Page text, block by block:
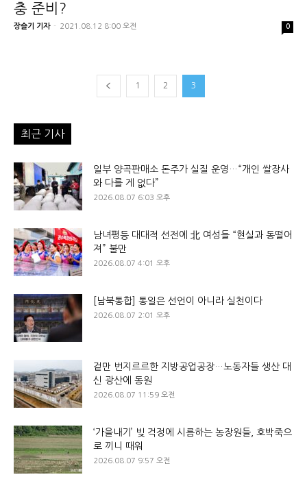
충 준비?
장슬기 기자 - 2021.08.12 8:00 오전 0
1 2 3
최근 기사
일부 양곡판매소 돈주가 실질 운영…“개인 쌀장사
와 다를 게 없다”
2026.08.07 6:03 오후
남녀평등 대대적 선전에 北 여성들 “현실과 동떨어
져” 불만
2026.08.07 4:01 오후
[남북통합] 통일은 선언이 아니라 실천이다
2026.08.07 2:01 오후
겉만 번지르르한 지방공업공장…노동자들 생산 대
신 광산에 동원
2026.08.07 11:59 오전
‘가을내기’ 빚 걱정에 시름하는 농장원들, 호박죽으
로 끼니 때워
2026.08.07 9:57 오전